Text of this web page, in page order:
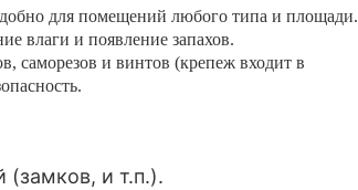
для помещений любого типа и площади.
влаги и появление запахов.
саморезов и винтов (крепеж входит в
(замков, и т.п.).